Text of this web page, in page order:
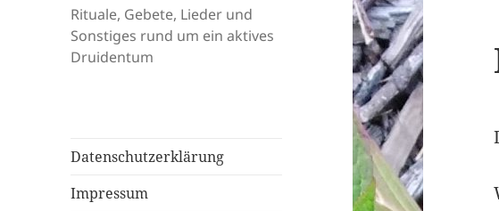
Rituale, Gebete, Lieder und
Sonstiges rund um ein aktives
Druidentum
Datenschutzerklärung
Impressum